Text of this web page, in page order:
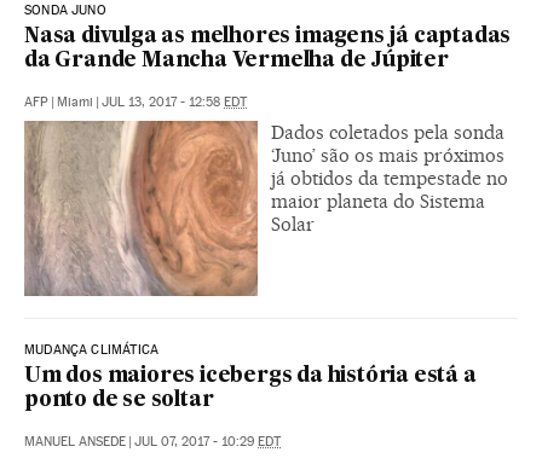
SONDA JUNO
Nasa divulga as melhores imagens já captadas
da Grande Mancha Vermelha de Júpiter
AFP | Miami | JUL 13, 2017 - 12:58 EDT
Dados coletados pela sonda
‘Juno’ são os mais próximos
já obtidos da tempestade no
maior planeta do Sistema
Solar
MUDANÇA CLIMÁTICA
Um dos maiores icebergs da história está a
ponto de se soltar
MANUEL ANSEDE | JUL 07, 2017 - 10:29 EDT